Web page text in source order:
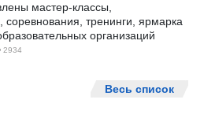
мастер-классы,
тренинги, ярмарка
организаций
2934
Весь список